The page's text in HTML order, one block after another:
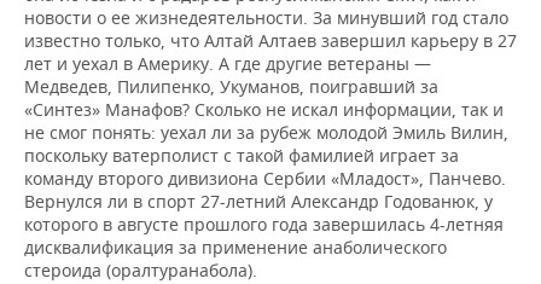
новости о ее жизнедеятельности. За минувший год стало
известно только, что Алтай Алтаев завершил карьеру в 27
лет и уехал в Америку. А где другие ветераны —
Медведев, Пилипенко, Укуманов, поигравший за
«Синтез» Манафов? Сколько не искал информации, так и
не смог понять: уехал ли за рубеж молодой Эмиль Вилин,
поскольку ватерполист с такой фамилией играет за
команду второго дивизиона Сербии «Младост», Панчево.
Вернулся ли в спорт 27-летний Александр Годованюк, у
которого в августе прошлого года завершилась 4-летняя
дисквалификация за применение анаболического
стероида (оралтуранабола).